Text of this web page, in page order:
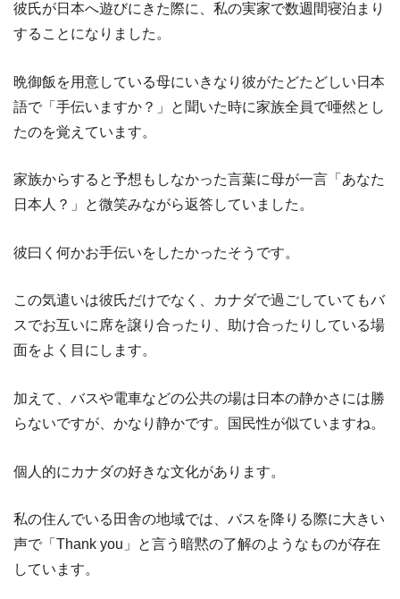
彼氏が日本へ遊びにきた際に、私の実家で数週間寝泊まり
することになりました。
晩御飯を用意している母にいきなり彼がたどたどしい日本
語で「手伝いますか？」と聞いた時に家族全員で唖然とし
たのを覚えています。
家族からすると予想もしなかった言葉に母が一言「あなた
日本人？」と微笑みながら返答していました。
彼曰く何かお手伝いをしたかったそうです。
この気遣いは彼氏だけでなく、カナダで過ごしていてもバ
スでお互いに席を譲り合ったり、助け合ったりしている場
面をよく目にします。
加えて、バスや電車などの公共の場は日本の静かさには勝
らないですが、かなり静かです。国民性が似ていますね。
個人的にカナダの好きな文化があります。
私の住んでいる田舎の地域では、バスを降りる際に大きい
声で「Thank you」と言う暗黙の了解のようなものが存在
しています。